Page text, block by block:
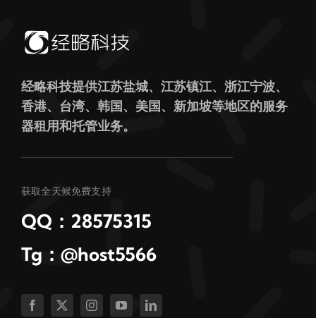
经略科技提供江苏盐城、江苏镇江、浙江宁波、
香港、台湾、韩国、美国、新加坡等地区的服务
器租用和托管业务。
获取全天候免费支持
QQ：28575315
Tg：@host5566